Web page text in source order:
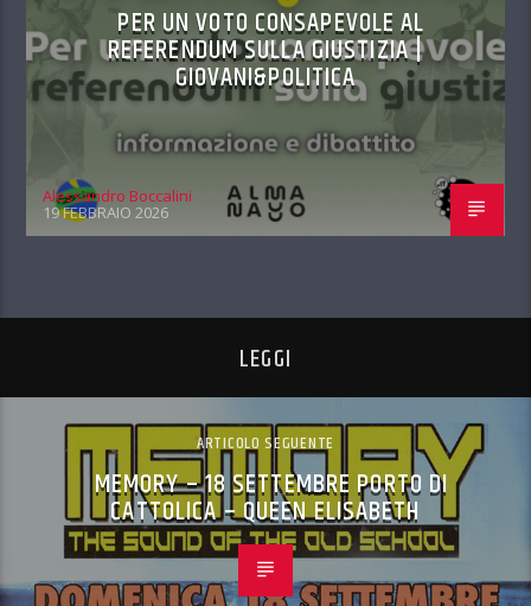
PER UN VOTO CONSAPEVOLE AL
REFERENDUM SULLA GIUSTIZIA |
GIOVANI&POLITICA
Alessandro Boccalini
19 FEBBRAIO 2026
LEGGI
ARTICOLO SEGUENTE
MEMORY – 18 SETTEMBRE PORTO DI
CATTOLICA – QUEEN ELISABETH